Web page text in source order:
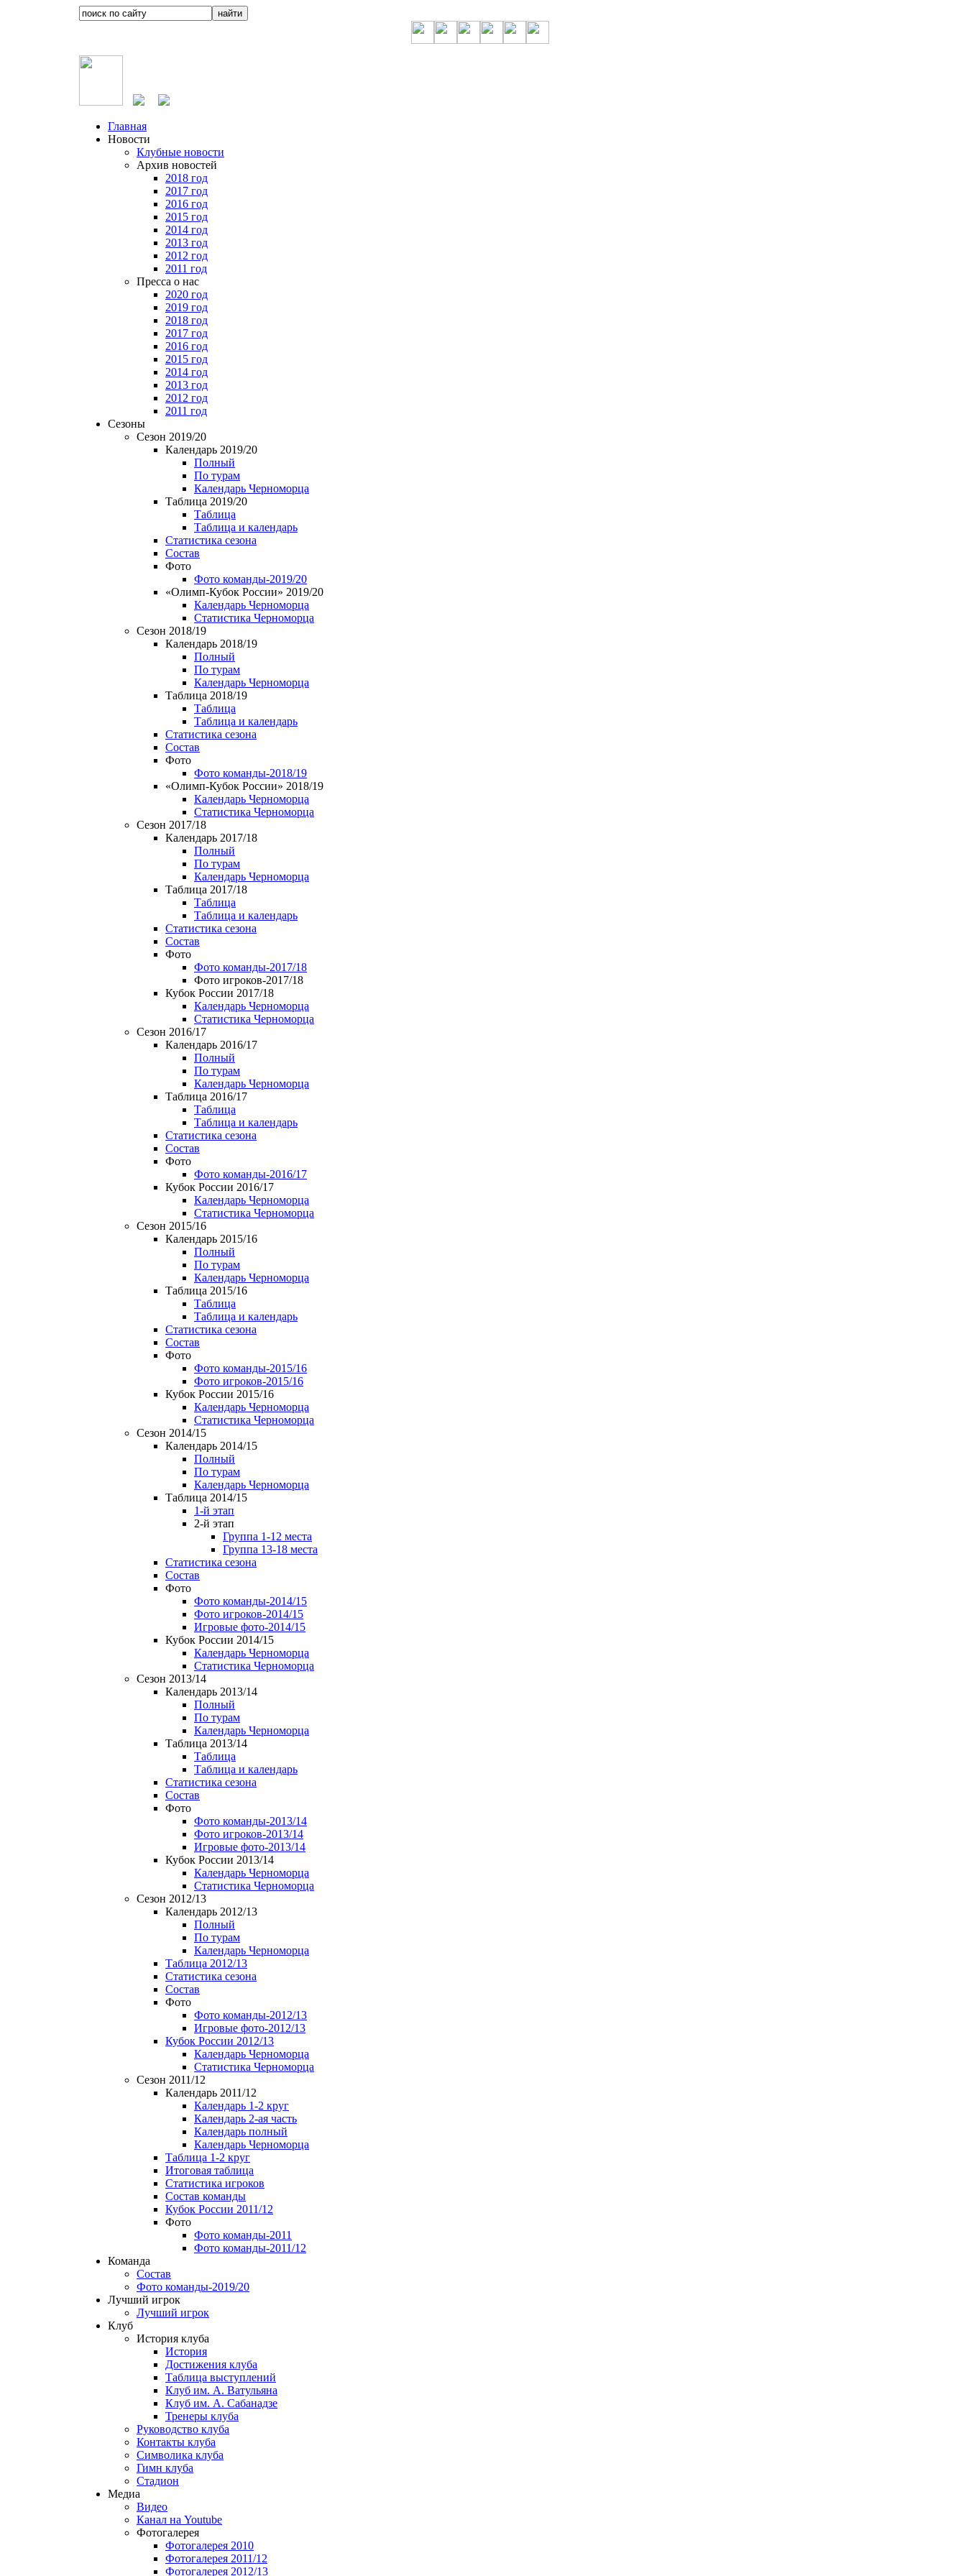
Главная
Новости
Клубные новости
Архив новостей
2018 год
2017 год
2016 год
2015 год
2014 год
2013 год
2012 год
2011 год
Пресса о нас
2020 год
2019 год
2018 год
2017 год
2016 год
2015 год
2014 год
2013 год
2012 год
2011 год
Сезоны
Сезон 2019/20
Календарь 2019/20
Полный
По турам
Календарь Черноморца
Таблица 2019/20
Таблица
Таблица и календарь
Статистика сезона
Состав
Фото
Фото команды-2019/20
«Олимп-Кубок России» 2019/20
Календарь Черноморца
Статистика Черноморца
Сезон 2018/19
Календарь 2018/19
Полный
По турам
Календарь Черноморца
Таблица 2018/19
Таблица
Таблица и календарь
Статистика сезона
Состав
Фото
Фото команды-2018/19
«Олимп-Кубок России» 2018/19
Календарь Черноморца
Статистика Черноморца
Сезон 2017/18
Календарь 2017/18
Полный
По турам
Календарь Черноморца
Таблица 2017/18
Таблица
Таблица и календарь
Статистика сезона
Состав
Фото
Фото команды-2017/18
Фото игроков-2017/18
Кубок России 2017/18
Календарь Черноморца
Статистика Черноморца
Сезон 2016/17
Календарь 2016/17
Полный
По турам
Календарь Черноморца
Таблица 2016/17
Таблица
Таблица и календарь
Статистика сезона
Состав
Фото
Фото команды-2016/17
Кубок России 2016/17
Календарь Черноморца
Статистика Черноморца
Сезон 2015/16
Календарь 2015/16
Полный
По турам
Календарь Черноморца
Таблица 2015/16
Таблица
Таблица и календарь
Статистика сезона
Состав
Фото
Фото команды-2015/16
Фото игроков-2015/16
Кубок России 2015/16
Календарь Черноморца
Статистика Черноморца
Сезон 2014/15
Календарь 2014/15
Полный
По турам
Календарь Черноморца
Таблица 2014/15
1-й этап
2-й этап
Группа 1-12 места
Группа 13-18 места
Статистика сезона
Состав
Фото
Фото команды-2014/15
Фото игроков-2014/15
Игровые фото-2014/15
Кубок России 2014/15
Календарь Черноморца
Статистика Черноморца
Сезон 2013/14
Календарь 2013/14
Полный
По турам
Календарь Черноморца
Таблица 2013/14
Таблица
Таблица и календарь
Статистика сезона
Состав
Фото
Фото команды-2013/14
Фото игроков-2013/14
Игровые фото-2013/14
Кубок России 2013/14
Календарь Черноморца
Статистика Черноморца
Сезон 2012/13
Календарь 2012/13
Полный
По турам
Календарь Черноморца
Таблица 2012/13
Статистика сезона
Состав
Фото
Фото команды-2012/13
Игровые фото-2012/13
Кубок России 2012/13
Календарь Черноморца
Статистика Черноморца
Сезон 2011/12
Календарь 2011/12
Календарь 1-2 круг
Календарь 2-ая часть
Календарь полный
Календарь Черноморца
Таблица 1-2 круг
Итоговая таблица
Статистика игроков
Состав команды
Кубок России 2011/12
Фото
Фото команды-2011
Фото команды-2011/12
Команда
Состав
Фото команды-2019/20
Лучший игрок
Лучший игрок
Клуб
История клуба
История
Достижения клуба
Таблица выступлений
Клуб им. А. Ватульяна
Клуб им. А. Сабанадзе
Тренеры клуба
Руководство клуба
Контакты клуба
Символика клуба
Гимн клуба
Стадион
Медиа
Видео
Канал на Youtube
Фотогалерея
Фотогалерея 2010
Фотогалерея 2011/12
Фотогалерея 2012/13